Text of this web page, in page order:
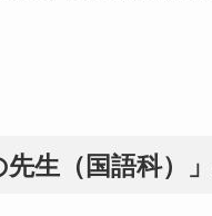
先生（国語科）